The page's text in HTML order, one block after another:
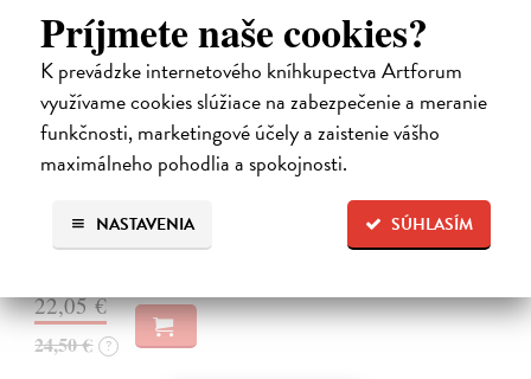
Príjmete naše cookies?
K prevádzke internetového kníhkupectva Artforum
využívame cookies slúžiace na zabezpečenie a meranie
funkčnosti, marketingové účely a zaistenie vášho
maximálneho pohodlia a spokojnosti.
SÚHLASÍM
NASTAVENIA
Trpkejšia ako smrť je žena
Marneros Andreas| Kniha
JE TO MOŽNO NAJVÄČŠIA REVOLÚCIA NAŠICH DNÍ:
rovnocennosť a rovnoprávnosť ženy a muža. Vojna a mier medzi
pohlaviami sa však nezačali feminizmom 20. storočia, ale ich
spolužitím.
22,05 €
24,50 € ?